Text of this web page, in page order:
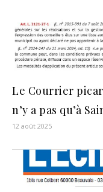
Le Courrier
n’y a pas qu’à
12 août 2025